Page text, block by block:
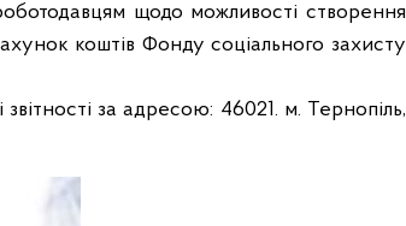
роботодавцям щодо можливості створення
коштів Фонду соціального захисту
за адресою: 46021. м. Тернопіль,